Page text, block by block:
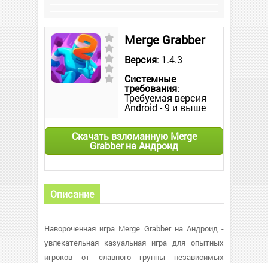
Merge Grabber
Версия: 1.4.3
Системные
требования:
Требуемая версия
Android - 9 и выше
Скачать взломанную Merge
Grabber на Андроид
Описание
Навороченная игра Merge Grabber на Андроид -
увлекательная казуальная игра для опытных
игроков от славного группы независимых